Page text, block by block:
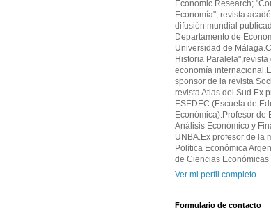
Economic Research;
Economía"; revista
difusión mundial
Departamento de
Universidad de
Historia
economía
sponsor de la revista
revista Atlas del Sud.Ex
ESEDEC (Escuela de
Económica).Profesor de
Análisis Económico y
UNBA.Ex profesor de la
Política Económica
de Ciencias Económicas
Ver mi perfil completo
Formulario de contacto